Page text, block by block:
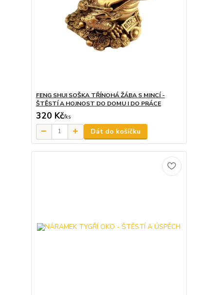
FENG SHUI SOŠKA TŘÍNOHÁ ŽÁBA S MINCÍ -
ŠTĚSTÍ A HOJNOST DO DOMU I DO PRÁCE
320 Kč/ks
Dát do košíčku